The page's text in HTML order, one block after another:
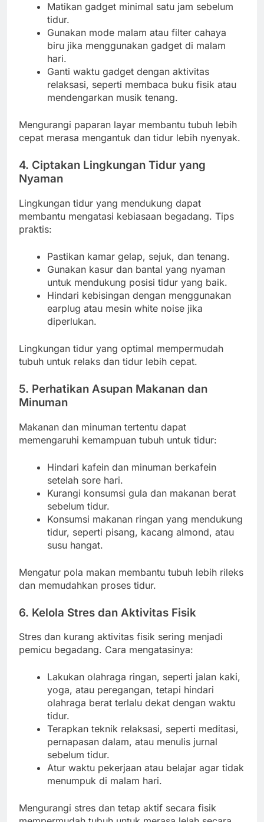
Matikan gadget minimal satu jam sebelum
tidur.
Gunakan mode malam atau filter cahaya
biru jika menggunakan gadget di malam
hari.
Ganti waktu gadget dengan aktivitas
relaksasi, seperti membaca buku fisik atau
mendengarkan musik tenang.
Mengurangi paparan layar membantu tubuh lebih
cepat merasa mengantuk dan tidur lebih nyenyak.
4. Ciptakan Lingkungan Tidur yang
Nyaman
Lingkungan tidur yang mendukung dapat
membantu mengatasi kebiasaan begadang. Tips
praktis:
Pastikan kamar gelap, sejuk, dan tenang.
Gunakan kasur dan bantal yang nyaman
untuk mendukung posisi tidur yang baik.
Hindari kebisingan dengan menggunakan
earplug atau mesin white noise jika
diperlukan.
Lingkungan tidur yang optimal mempermudah
tubuh untuk relaks dan tidur lebih cepat.
5. Perhatikan Asupan Makanan dan
Minuman
Makanan dan minuman tertentu dapat
memengaruhi kemampuan tubuh untuk tidur:
Hindari kafein dan minuman berkafein
setelah sore hari.
Kurangi konsumsi gula dan makanan berat
sebelum tidur.
Konsumsi makanan ringan yang mendukung
tidur, seperti pisang, kacang almond, atau
susu hangat.
Mengatur pola makan membantu tubuh lebih rileks
dan memudahkan proses tidur.
6. Kelola Stres dan Aktivitas Fisik
Stres dan kurang aktivitas fisik sering menjadi
pemicu begadang. Cara mengatasinya:
Lakukan olahraga ringan, seperti jalan kaki,
yoga, atau peregangan, tetapi hindari
olahraga berat terlalu dekat dengan waktu
tidur.
Terapkan teknik relaksasi, seperti meditasi,
pernapasan dalam, atau menulis jurnal
sebelum tidur.
Atur waktu pekerjaan atau belajar agar tidak
menumpuk di malam hari.
Mengurangi stres dan tetap aktif secara fisik